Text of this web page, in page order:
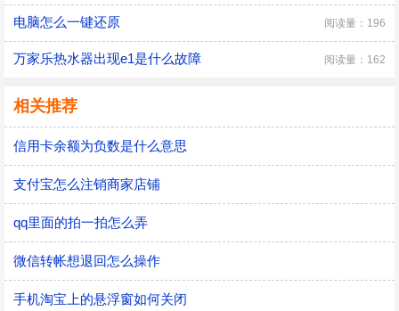
电脑怎么一键还原 阅读量：196
万家乐热水器出现e1是什么故障 阅读量：162
相关推荐
信用卡余额为负数是什么意思
支付宝怎么注销商家店铺
qq里面的拍一拍怎么弄
微信转帐想退回怎么操作
手机淘宝上的悬浮窗如何关闭